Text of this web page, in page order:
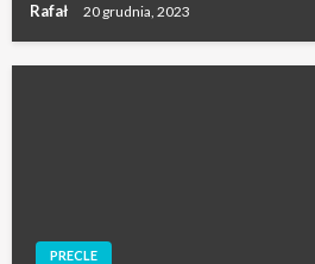
Rafał 20 grudnia, 2023
PRECLE